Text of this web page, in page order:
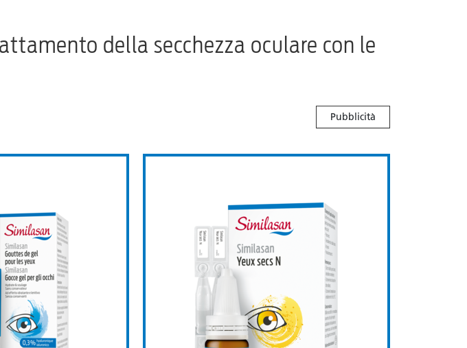
della secchezza oculare con le
Pubblicità
Similasan Gocce gel per gli occhi 0,3% di acido ialuronicoSimilasan Occhi secchi (N)